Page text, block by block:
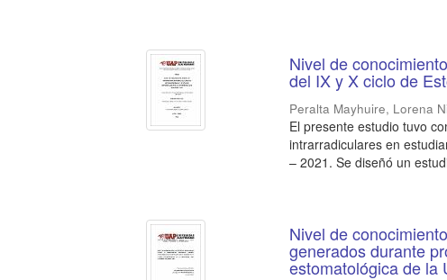
Nivel de
del IX y X ciclo de
Peralta Mayhuire, Lorena
El presente estudio tuvo
intrarradiculares en
– 2021. Se diseñó un
Nivel de
generados durante
estomatológica de la